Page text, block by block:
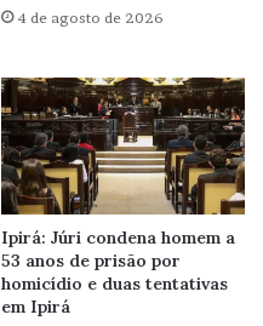
4 de agosto de 2026
Ipirá: Júri condena homem a
53 anos de prisão por
homicídio e duas tentativas
em Ipirá